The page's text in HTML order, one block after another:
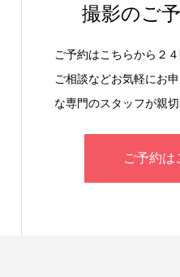
撮影のご
ご予約はこちらから２
ご相談などお気軽にお
な専門のスタッフが親
ご予約は